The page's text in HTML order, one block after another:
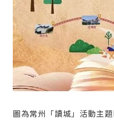
圖為常州「讀城」活動主